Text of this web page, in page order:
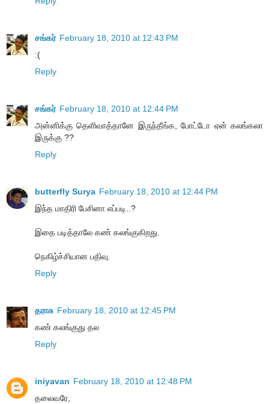
சங்கர் February 18, 2010 at 12:43 PM
:(
Reply
சங்கர் February 18, 2010 at 12:44 PM
அன்னிக்கு தெளிவாத்தானே இருந்தீங்க, போட்டோ ஏன் கலங்கலா
இருக்கு ??
Reply
butterfly Surya February 18, 2010 at 12:44 PM
இந்த மாதிரி பேசினா எப்படி..?
இதை படித்தாலே கண் கலங்குகிறது.
நெகிழ்ச்சியான பதிவு.
Reply
தராசு February 18, 2010 at 12:45 PM
கண் கலங்குது தல
Reply
iniyavan February 18, 2010 at 12:48 PM
தலைவரே,